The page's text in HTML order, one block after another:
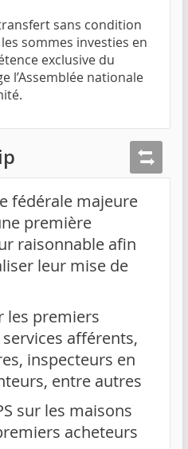
sans condition
sommes investies en
exclusive du
l’Assemblée nationale
fédérale majeure
première
raisonnable afin
leur mise de
les premiers
afférents,
inspecteurs en
entre autres
sur les maisons
acheteurs